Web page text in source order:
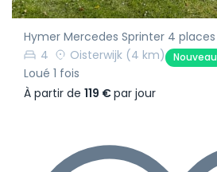
Hymer Mercedes Sprinter 4 places
4
Oisterwijk (4 km) Nouveau
Loué 1 fois
À partir de 119 €par jour